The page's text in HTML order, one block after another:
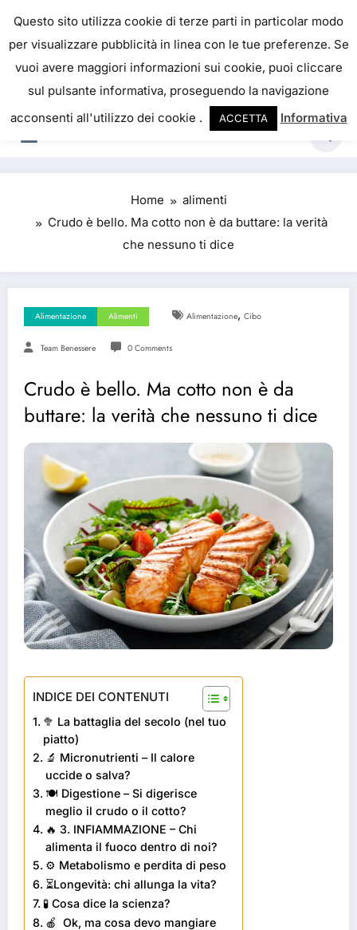
content
IL PORTALE DEL BENESSERE
La salute è come il denaro, non abbiamo mai una
vera idea del suo valore fino a quando la
perdiamo. Josh Billings
Home
alimenti
Crudo è bello. Ma cotto non è da buttare: la verità
che nessuno ti dice
Alimentazione Alimenti Alimentazione, Cibo
Team Benessere 0 Comments
Crudo è bello. Ma cotto non è da
buttare: la verità che nessuno ti dice
INDICE DEI CONTENUTI
🥦 La battaglia del secolo (nel tuo
piatto)
🔬 Micronutrienti – Il calore
uccide o salva?
🍽️ Digestione – Si digerisce
meglio il crudo o il cotto?
🔥 3. INFIAMMAZIONE – Chi
alimenta il fuoco dentro di noi?
⚙️ Metabolismo e perdita di peso
⏳Longevità: chi allunga la vita?
🧪 Cosa dice la scienza?
🍎 Ok, ma cosa devo mangiare
Questo sito utilizza cookie di terze parti in particolar modo
per visualizzare pubblicità in linea con le tue preferenze. Se
vuoi avere maggiori informazioni sui cookie, puoi cliccare
sul pulsante informativa, proseguendo la navigazione
acconsenti all'utilizzo dei cookie .
ACCETTA Informativa